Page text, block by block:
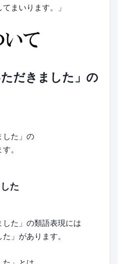
まいります。」
ただきました」の
した」の
。
た
した」の類語表現には
」があります。